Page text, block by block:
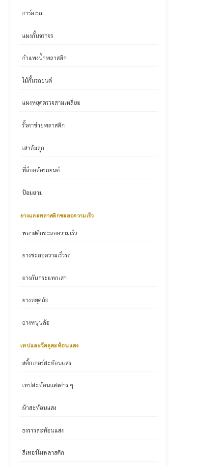
การ์ดเรล
แผงกั้นจราจร
กำแพงน้ำพลาสติก
ไม้กั้นรถยนต์
แผงหยุดตรวจสามเหลี่ยม
รั้วตาข่ายพลาสติก
เสาล้มลุก
ที่ล็อคล้อรถยนต์
ป้อมยาม
ยางและพลาสติกชะลอความเร็ว
พลาสติกชะลอความเร็ว
ยางชะลอความเร็วรถ
ยางกันกระแทกเสา
ยางหยุดล้อ
ยางหนุนล้อ
เทปและวัสดุสะท้อนแสง
สติ๊กเกอร์สะท้อนแสง
เทปสะท้อนแสงต่าง ๆ
ผ้าสะท้อนแสง
ธงราวสะท้อนแสง
สีเทอร์โมพลาสติก